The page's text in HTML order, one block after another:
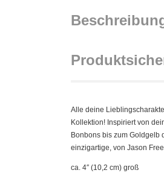
Alle deine
Kollektion! Inspiriert von
Bonbons bis zum Goldgelb
einzigartige, von Jason
ca. 4″ (10,2 cm) groß